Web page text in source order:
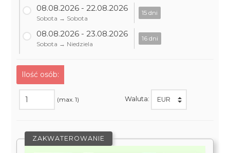
08.08.2026 - 22.08.2026
Sobota → Sobota
15 dni
08.08.2026 - 23.08.2026
Sobota → Niedziela
16 dni
Ilość osób:
(max. 1) Waluta:
ZAKWATEROWANIE